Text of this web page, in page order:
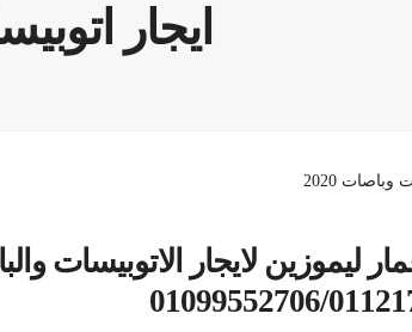
ايجار
وباصات 2020
ليموزين لايجار الاتوبيسات
01099552706/